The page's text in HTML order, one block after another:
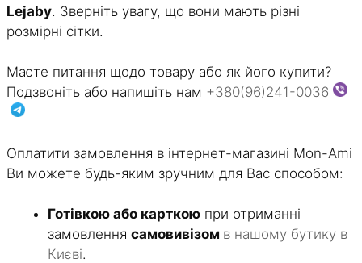
Lejaby. Зверніть увагу, що вони мають різні
розмірні сітки.
Маєте питання щодо товару або як його купити?
Подзвоніть або напишіть нам +380(96)241-0036
Оплатити замовлення в інтернет-магазині Mon-Ami
Ви можете будь-яким зручним для Вас способом:
Готівкою або карткою при отриманні
замовлення самовивізом в нашому бутику в
Києві.